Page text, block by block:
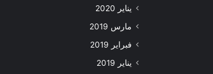
يناير 2020
مارس 2019
فبراير 2019
يناير 2019